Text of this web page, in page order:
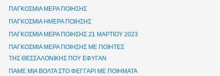
ΠΑΓΚΟΣΜΙΑ ΜΕΡΑ ΠΟΙΗΣΗΣ
ΠΑΓΚΟΣΜΙΑ ΗΜΕΡΑ ΠΟΙΗΣΗΣ
ΠΑΓΚΟΣΜΙΑ ΜΕΡΑ ΠΟΙΗΣΗΣ 21 ΜΑΡΤΙΟΥ 2023
ΠΑΓΚΟΣΜΙΑ ΜΕΡΑ ΠΟΙΗΣΗΣ ΜΕ ΠΟΙΗΤΕΣ
ΤΗΣ ΘΕΣΣΑΛΟΝΙΚΗΣ ΠΟΥ ΕΦΥΓΑΝ
ΠΑΜΕ ΜΙΑ ΒΟΛΤΑ ΣΤΟ ΦΕΓΓΑΡΙ ΜΕ ΠΟΙΗΜΑΤΑ